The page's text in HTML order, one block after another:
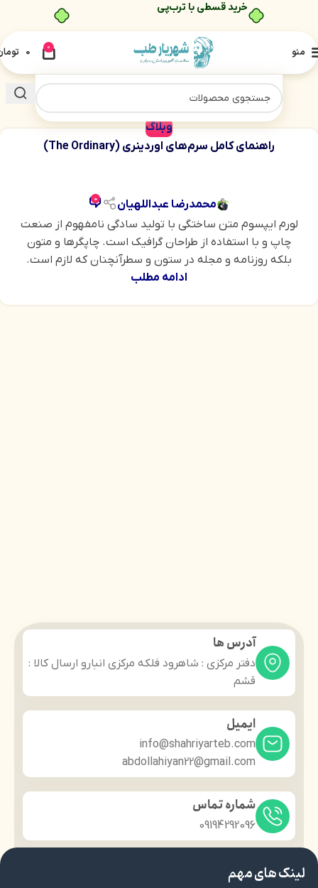
خرید قسطی با ترب‌پی
منو 0
0
وبلاگ
راهنمای کامل سرم‌های اوردینری (The Ordinary)
محمدرضا عبداللهیان 0
لورم ایپسوم متن ساختگی با تولید سادگی نامفهوم از صنعت
چاپ و با استفاده از طراحان گرافیک است. چاپگرها و متون
بلکه روزنامه و مجله در ستون و سطرآنچنان که لازم است.
ادامه مطلب
آدرس ها
دفتر مرکزی : شاهرود فلکه مرکزی انبارو ارسال کالا :
قشم
ایمیل
info@shahriyarteb.com
abdollahiyan22@gmail.com
شماره تماس
09194292096
لینک های مهم